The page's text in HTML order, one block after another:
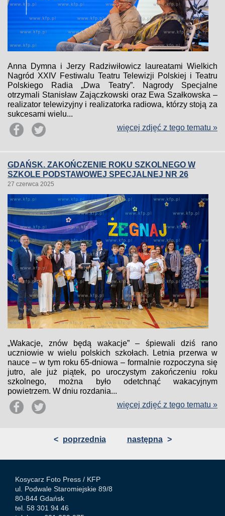
Anna Dymna i Jerzy Radziwiłowicz laureatami Wielkich
Nagród XXIV Festiwalu Teatru Telewizji Polskiej i Teatru
Polskiego Radia „Dwa Teatry”. Nagrody Specjalne
otrzymali Stanisław Zajączkowski oraz Ewa Szałkowska –
realizator telewizyjny i realizatorka radiowa, którzy stoją za
sukcesami wielu...
więcej zdjęć z tego tematu »
GDAŃSK. ZAKOŃCZENIE ROKU SZKOLNEGO W
SZKOLE PODSTAWOWEJ SPECJALNEJ NR 26
27 czerwca 2025
„Wakacje, znów będą wakacje” – śpiewali dziś rano
uczniowie w wielu polskich szkołach. Letnia przerwa w
nauce – w tym roku 65-dniowa – formalnie rozpoczyna się
jutro, ale już piątek, po uroczystym zakończeniu roku
szkolnego, można było odetchnąć wakacyjnym
powietrzem. W dniu rozdania...
więcej zdjęć z tego tematu »
< poprzednia następna >
Kosycarz Foto Press / KFP
ul. Podwale Staromiejskie 89/8
80-844 Gdańsk
tel. 58 301 94 46